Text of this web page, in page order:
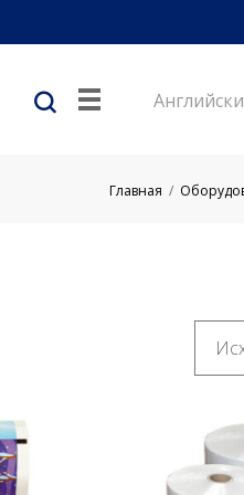
Главная /